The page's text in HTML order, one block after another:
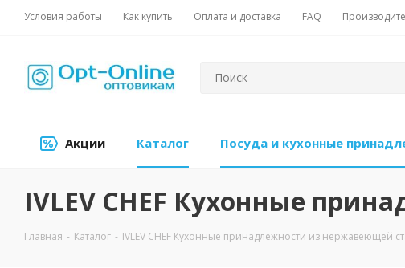
Условия работы Как купить Оплата и доставка FAQ
Акции Каталог Посуда и кухонные
IVLEV CHEF Кухонные
Главная - Каталог - IVLEV CHEF Кухонные принадлежности из нержавеющей